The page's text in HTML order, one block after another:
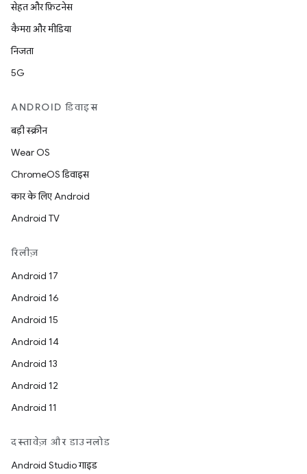
सेहत और फ़िटनेस
कैमरा और मीडिया
निजता
5G
ANDROID डिवाइस
बड़ी स्क्रीन
Wear OS
ChromeOS डिवाइस
कार के लिए Android
Android TV
रिलीज़
Android 17
Android 16
Android 15
Android 14
Android 13
Android 12
Android 11
दस्तावेज़ और डाउनलोड
Android Studio गाइड